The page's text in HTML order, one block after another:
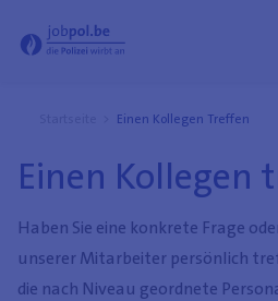
Einen Kollegen treffen - Jobpol
Einen Kollegen Treffen
Einen Kollegen
Haben Sie eine konkrete Frage
unserer Mitarbeiter persönlich
die nach Niveau geordnete